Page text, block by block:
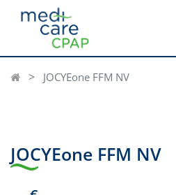
JOCYEone FFM NV
JOCYEone FFM NV